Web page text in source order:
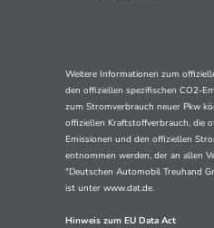
Weitere Informationen zum
den offiziellen spezifischen CO2-
zum Stromverbrauch neuer Pkw
offiziellen Kraftstoffverbrauch, die
Emissionen und den offiziellen
entnommen werden, der an allen
"Deutschen Automobil Treuhand
ist unter www.dat.de.
Hinweis zum EU Data Act